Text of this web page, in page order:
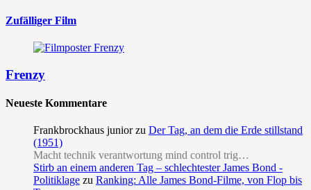
Zufälliger Film
Frenzy
Neueste Kommentare
Frankbrockhaus junior zu Der Tag, an dem die Erde stillstand
(1951)
Macht technik verantwortung mind control trig…
Stirb an einem anderen Tag – schlechtester James Bond -
Politiklage zu Ranking: Alle James Bond-Filme, von Flop bis